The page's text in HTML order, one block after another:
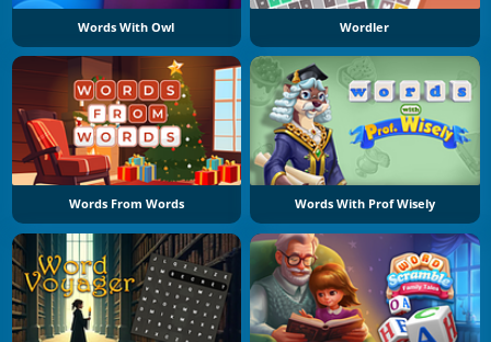
Words With Owl Wordler
Words From Words Words With Prof Wisely